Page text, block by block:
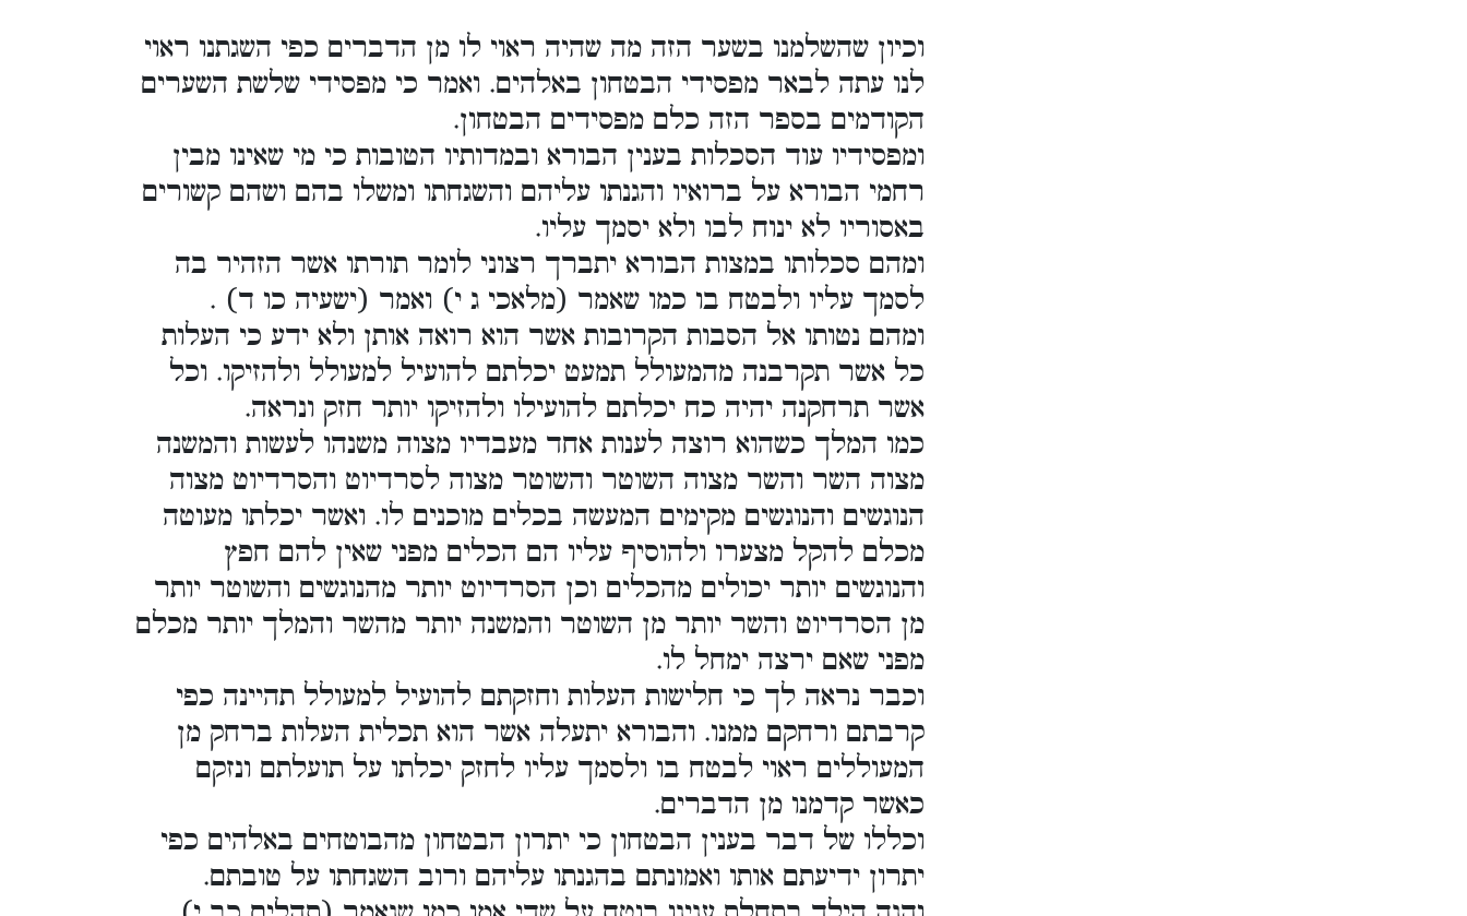
וכיון שהשלמנו בשער הזה מה שהיה ראוי לו מן הדברים כפי השגתנו ראוי
לנו עתה לבאר מפסידי הבטחון באלהים. ואמר כי מפסידי שלשת השערים
הקודמים בספר הזה כלם מפסידים הבטחון.
ומפסידיו עוד הסכלות בענין הבורא ובמדותיו הטובות כי מי שאינו מבין
רחמי הבורא על ברואיו והגנתו עליהם והשגחתו ומשלו בהם ושהם קשורים
באסוריו לא ינוח לבו ולא יסמך עליו.
ומהם סכלותו במצות הבורא יתברך רצוני לומר תורתו אשר הזהיר בה
לסמך עליו ולבטח בו כמו שאמר (מלאכי ג י) ואמר (ישעיה כו ד) .
ומהם נטותו אל הסבות הקרובות אשר הוא רואה אותן ולא ידע כי העלות
כל אשר תקרבנה מהמעולל תמעט יכלתם להועיל למעולל ולהזיקו. וכל
אשר תרחקנה יהיה כח יכלתם להועילו ולהזיקו יותר חזק ונראה.
כמו המלך כשהוא רוצה לענות אחד מעבדיו מצוה משנהו לעשות והמשנה
מצוה השר והשר מצוה השוטר והשוטר מצוה לסרדיוט והסרדיוט מצוה
הנוגשים והנוגשים מקימים המעשה בכלים מוכנים לו. ואשר יכלתו מעוטה
מכלם להקל מצערו ולהוסיף עליו הם הכלים מפני שאין להם חפץ
והנוגשים יותר יכולים מהכלים וכן הסרדיוט יותר מהנוגשים והשוטר יותר
מן הסרדיוט והשר יותר מן השוטר והמשנה יותר מהשר והמלך יותר מכלם
מפני שאם ירצה ימחל לו.
וכבר נראה לך כי חלישות העלות וחזקתם להועיל למעולל תהיינה כפי
קרבתם ורחקם ממנו. והבורא יתעלה אשר הוא תכלית העלות ברחק מן
המעוללים ראוי לבטח בו ולסמך עליו לחזק יכלתו על תועלתם ונזקם
כאשר קדמנו מן הדברים.
וכללו של דבר בענין הבטחון כי יתרון הבטחון מהבוטחים באלהים כפי
יתרון ידיעתם אותו ואמונתם בהגנתו עליהם ורוב השגחתו על טובתם.